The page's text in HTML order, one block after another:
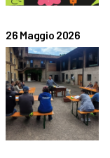
26 Maggio 2026